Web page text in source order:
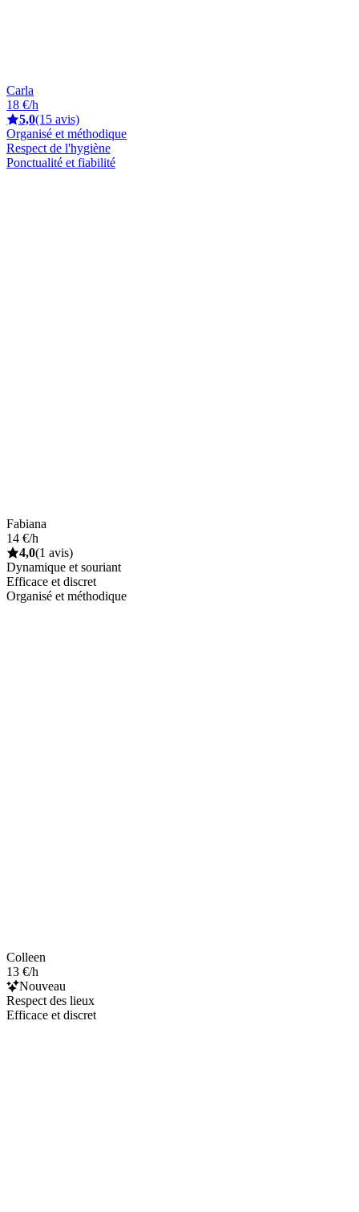
Carla
18 €/h
5,0(15 avis)
Organisé et méthodique
Respect de l'hygiène
Ponctualité et fiabilité
Fabiana
14 €/h
4,0(1 avis)
Dynamique et souriant
Efficace et discret
Organisé et méthodique
Colleen
13 €/h
Nouveau
Respect des lieux
Efficace et discret